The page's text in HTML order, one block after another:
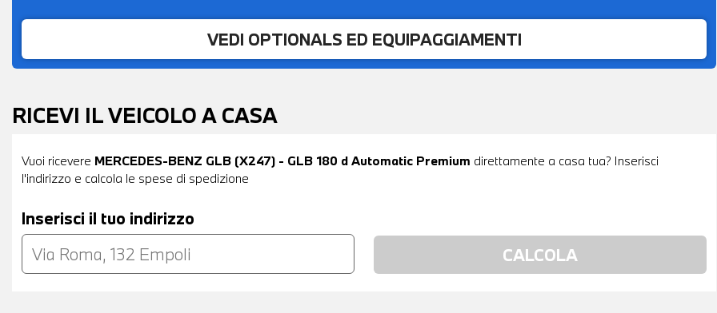
VEDI OPTIONALS ED EQUIPAGGIAMENTI
RICEVI IL VEICOLO A CASA
Vuoi ricevere MERCEDES-BENZ GLB (X247) - GLB 180 d Automatic Premium direttamente a casa tua? Inserisci
l'indirizzo e calcola le spese di spedizione
Inserisci il tuo indirizzo